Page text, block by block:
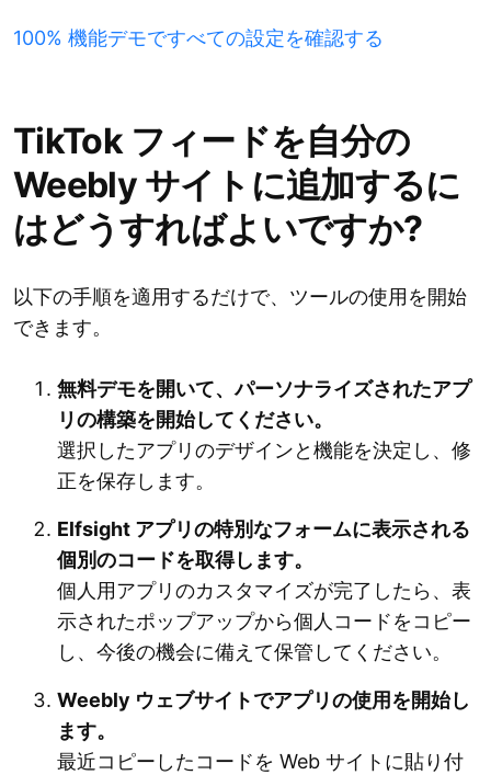
100% 機能デモですべての設定を確認する
TikTok フィードを自分の
Weebly サイトに追加するに
はどうすればよいですか?
以下の手順を適用するだけで、ツールの使用を開始
できます。
無料デモを開いて、パーソナライズされたアプ
リの構築を開始してください。
選択したアプリのデザインと機能を決定し、修
正を保存します。
Elfsight アプリの特別なフォームに表示される
個別のコードを取得します。
個人用アプリのカスタマイズが完了したら、表
示されたポップアップから個人コードをコピー
し、今後の機会に備えて保管してください。
Weebly ウェブサイトでアプリの使用を開始し
ます。
最近コピーしたコードを Web サイトに貼り付